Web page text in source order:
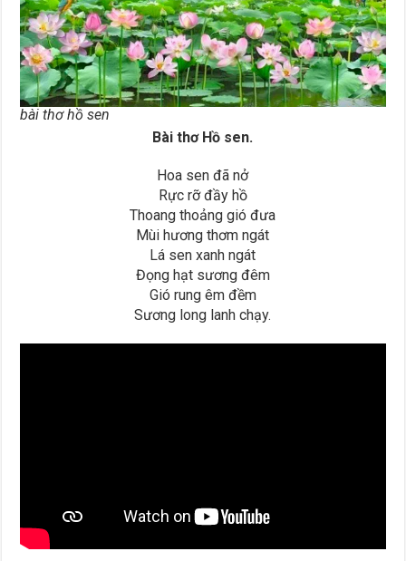
bài thơ hồ sen
Bài thơ Hồ sen.
Hoa sen đã nở
Rực rỡ đầy hồ
Thoang thoảng gió đưa
Mùi hương thơm ngát
Lá sen xanh ngát
Đọng hạt sương đêm
Gió rung êm đềm
Sương long lanh chạy.